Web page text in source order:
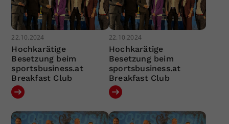
22.10.2024
Hochkarätige
Besetzung beim
sportsbusiness.at
Breakfast Club
22.10.2024
Hochkarätige
Besetzung beim
sportsbusiness.at
Breakfast Club